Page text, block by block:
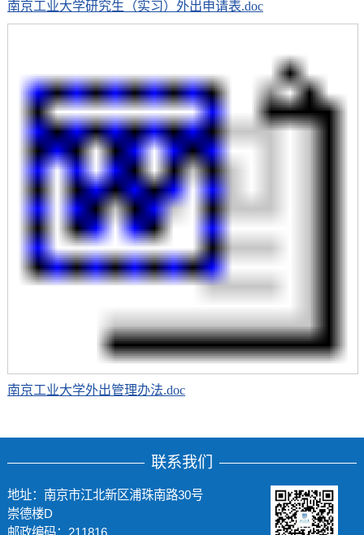
南京工业大学研究生（实习）外出申请表.doc
南京工业大学外出管理办法.doc
联系我们
地址：南京市江北新区浦珠南路30号
崇德楼D